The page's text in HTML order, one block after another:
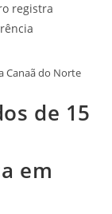
Canaã do Norte
de 15
em